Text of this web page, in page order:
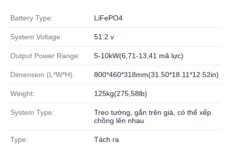
Battery Type: LiFePO4
System Voltage: 51.2 v
Output Power Range: 5-10kW(6,71-13,41 mã lực)
Dimension (L*W*H): 800*460*318mm(31.50*18.11*12.52in)
Weight: 125kg(275,58lb)
System Type:
Treo tường, gắn trên giá, có thể xếp
chồng lên nhau
Type: Tách ra